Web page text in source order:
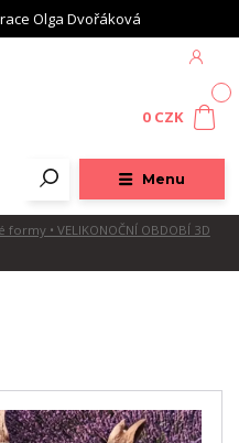
Olga Dvořáková
Menu
0 CZK
formy • VELIKONOČNÍ OBDOBÍ 3D